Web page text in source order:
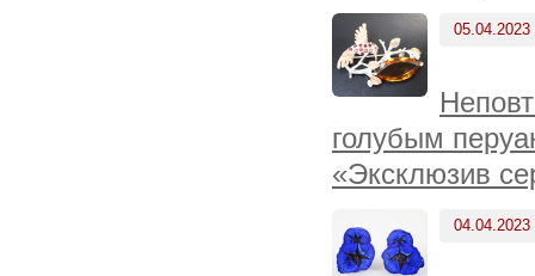
05.04.2023
голубым
«Эксклюзив
04.04.2023